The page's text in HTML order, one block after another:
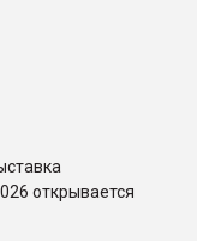
открывается